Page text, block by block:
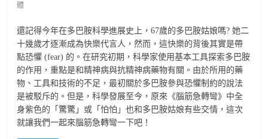
體
還記得今年在多巴胺科學進展史上，67歲的多巴胺姑娘嗎? 她二
十幾歲才逐漸成為快樂代言人，然而，這快樂的背後其實是帶
點恐懼 (fear) 的。在研究初期，科學家使用基本工具探索多巴胺
的作用，重點是和精神病與抗精神病藥物有關。由於所用的藥
物、工具和技術的不足，最初關於多巴胺參與恐懼制約的說法
是被駁斥的。但是，科學發展至今，原來《腦筋急轉彎》中全
身紫色的「驚驚」或「怕怕」也和多巴胺姑娘有些交情，這次
就讓我們一起來腦筋急轉彎一下吧！